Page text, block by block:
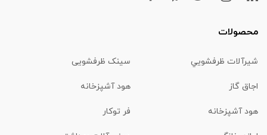
محصولات
شیرآلات ظرفشويي سینک ظرفشویی
اجاق گاز هود آشپزخانه
هود آشپزخانه فر توکار